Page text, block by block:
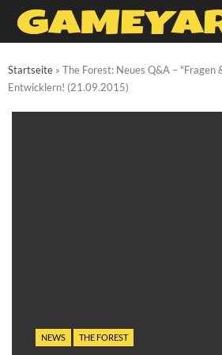
Startseite » The Forest: Neues Q&A –
Entwicklern! (21.09.2015)
NEWS THE FOREST